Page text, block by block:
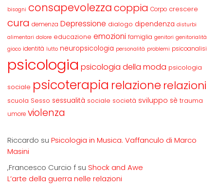
bisogni consapevolezzacoppia Corpo crescere
cura demenza Depressione dialogo dipendenza disturbi
alimentari dolore educazione emozioni famiglia genitori genitorialità
gioco identità lutto neuropsicologia personalità problemi psicoanalisi
psicologia psicologia della moda psicologia
sociale psicoterapia relazione relazioni
scuola Sesso sessualità sociale società sviluppo sè trauma
umore violenza
Riccardo su Psicologia in Musica. Vaffanculo di Marco
Masini
,Francesco Curcio f su Shock and Awe
L’arte della guerra nelle relazioni